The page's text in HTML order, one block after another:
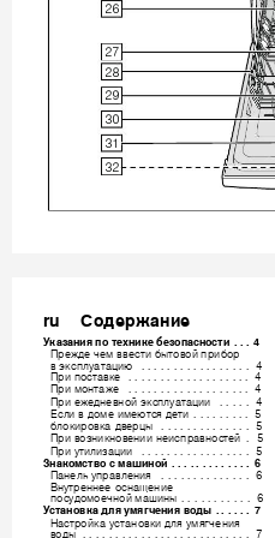







ru op
aa o exe eoacoc 4
    
 4
p ocae . . . . . . . . . . . . . . . . . . . 4
p oae . . . . . . . . . . . . . . . . . . . 4
p eeeo cyaa 4
Ec oe ec e 5
opoa ep . . . . . . . . . . . . . . 5
p ooe ecpaoce .5
p ya 5
aoco c ao 6
ae  ypae 6
Bypeee ocaee
ocyooeo a . . . . . . . . . . . 6
caoa  ye o . . . . . . 7
   
 7